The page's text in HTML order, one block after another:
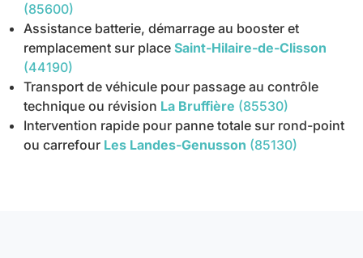
(85600)
Assistance batterie, démarrage au booster et
remplacement sur place Saint-Hilaire-de-Clisson
(44190)
Transport de véhicule pour passage au contrôle
technique ou révision La Bruffière (85530)
Intervention rapide pour panne totale sur rond-point
ou carrefour Les Landes-Genusson (85130)